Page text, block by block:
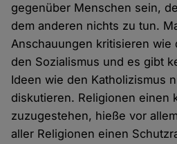
gegenüber Menschen sein,
dem anderen nichts zu tun.
Anschauungen kritisieren wie
den Sozialismus und es gibt
Ideen wie den Katholizismus
diskutieren. Religionen einen
zuzugestehen, hieße vor
aller Religionen einen